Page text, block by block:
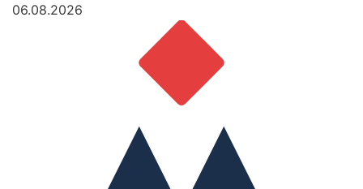
06.08.2026